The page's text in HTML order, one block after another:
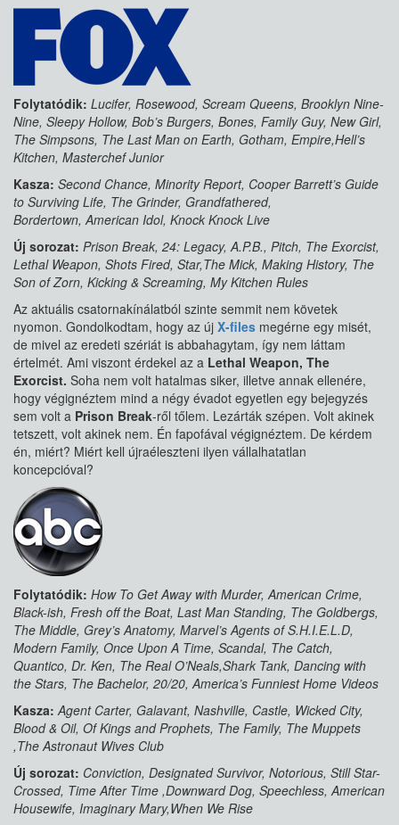
Folytatódik: Lucifer, Rosewood, Scream Queens, Brooklyn Nine-
Nine, Sleepy Hollow, Bob’s Burgers, Bones, Family Guy, New Girl,
The Simpsons, The Last Man on Earth, Gotham, Empire,Hell’s
Kitchen, Masterchef Junior
Kasza: Second Chance, Minority Report, Cooper Barrett’s Guide
to Surviving Life, The Grinder, Grandfathered,
Bordertown, American Idol, Knock Knock Live
Új sorozat: Prison Break, 24: Legacy, A.P.B., Pitch, The Exorcist,
Lethal Weapon, Shots Fired, Star,The Mick, Making History, The
Son of Zorn, Kicking & Screaming, My Kitchen Rules
Az aktuális csatornakínálatból szinte semmit nem követek
nyomon. Gondolkodtam, hogy az új X-files megérne egy misét,
de mivel az eredeti szériát is abbahagytam, így nem láttam
értelmét. Ami viszont érdekel az a Lethal Weapon, The
Exorcist. Soha nem volt hatalmas siker, illetve annak ellenére,
hogy végignéztem mind a négy évadot egyetlen egy bejegyzés
sem volt a Prison Break-ről tőlem. Lezárták szépen. Volt akinek
tetszett, volt akinek nem. Én fapofával végignéztem. De kérdem
én, miért? Miért kell újraéleszteni ilyen vállalhatatlan
koncepcióval?
Folytatódik: How To Get Away with Murder, American Crime,
Black-ish, Fresh off the Boat, Last Man Standing, The Goldbergs,
The Middle, Grey’s Anatomy, Marvel’s Agents of S.H.I.E.L.D,
Modern Family, Once Upon A Time, Scandal, The Catch,
Quantico, Dr. Ken, The Real O’Neals,Shark Tank, Dancing with
the Stars, The Bachelor, 20/20, America’s Funniest Home Videos
Kasza:Agent Carter, Galavant, Nashville, Castle, Wicked City,
Blood & Oil, Of Kings and Prophets, The Family, The Muppets
,The Astronaut Wives Club
Új sorozat: Conviction, Designated Survivor, Notorious, Still Star-
Crossed, Time After Time ,Downward Dog, Speechless, American
Housewife, Imaginary Mary,When We Rise